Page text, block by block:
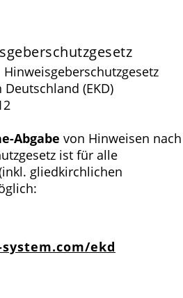
(EKD)
Abgabe von Hinweisen nach
ist für alle
gliedkirchlichen
ekd